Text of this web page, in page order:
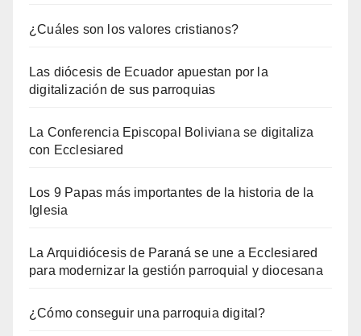
¿Cuáles son los valores cristianos?
Las diócesis de Ecuador apuestan por la
digitalización de sus parroquias
La Conferencia Episcopal Boliviana se digitaliza
con Ecclesiared
Los 9 Papas más importantes de la historia de la
Iglesia
La Arquidiócesis de Paraná se une a Ecclesiared
para modernizar la gestión parroquial y diocesana
¿Cómo conseguir una parroquia digital?